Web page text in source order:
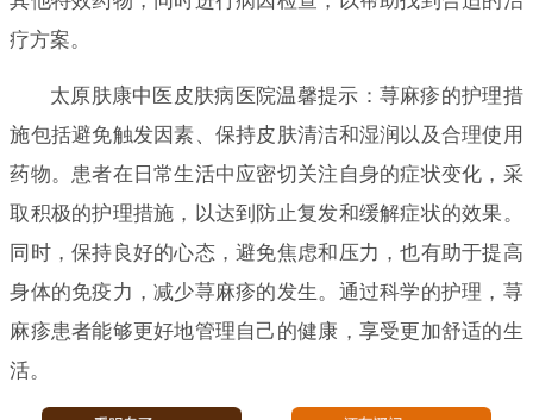
疗方案。
太原肤康中医皮肤病医院温馨提示：荨麻疹的护理措
施包括避免触发因素、保持皮肤清洁和湿润以及合理使用
药物。患者在日常生活中应密切关注自身的症状变化，采
取积极的护理措施，以达到防止复发和缓解症状的效果。
同时，保持良好的心态，避免焦虑和压力，也有助于提高
身体的免疫力，减少荨麻疹的发生。通过科学的护理，荨
麻疹患者能够更好地管理自己的健康，享受更加舒适的生
活。